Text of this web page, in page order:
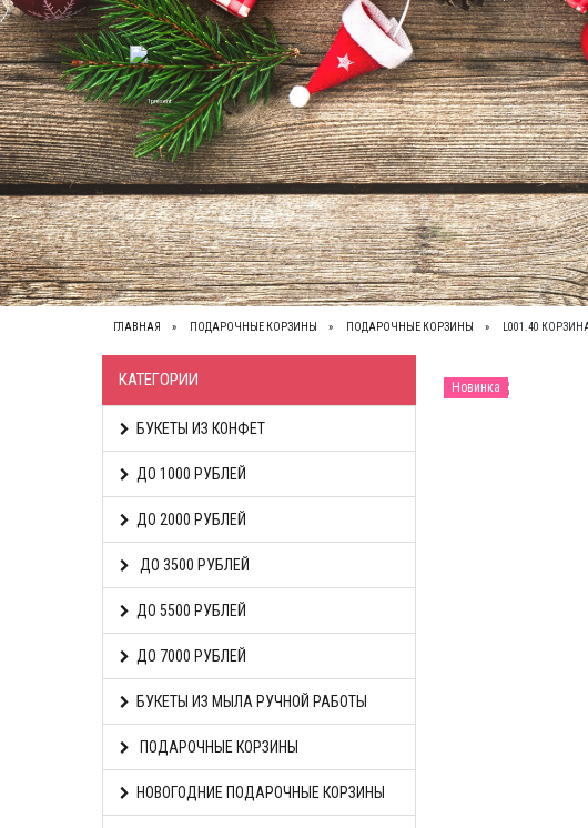
ВЕСЬ КАТАЛОГ О НАС КОНТАКТЫ ОПЛАТА
ГЛАВНАЯ ПОДАРОЧНЫЕ КОРЗИНЫ ПОДАРОЧНЫЕ КОРЗИНЫ L001.40
КАТЕГОРИИ
БУКЕТЫ ИЗ КОНФЕТ
ДО 1000 РУБЛЕЙ
ДО 2000 РУБЛЕЙ
ДО 3500 РУБЛЕЙ
ДО 5500 РУБЛЕЙ
ДО 7000 РУБЛЕЙ
БУКЕТЫ ИЗ МЫЛА РУЧНОЙ РАБОТЫ
ПОДАРОЧНЫЕ КОРЗИНЫ
НОВОГОДНИЕ ПОДАРОЧНЫЕ КОРЗИНЫ
Новинка